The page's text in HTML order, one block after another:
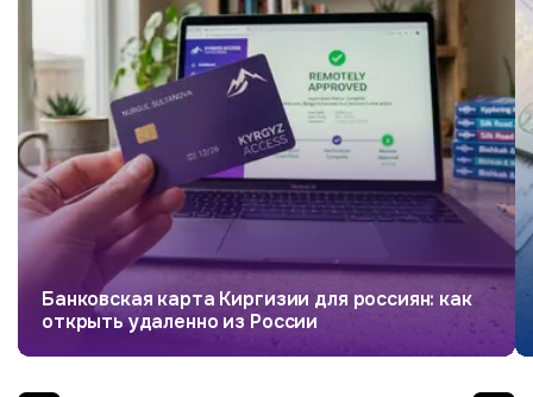
Банковская карта Киргизии для россиян: как
открыть удаленно из России